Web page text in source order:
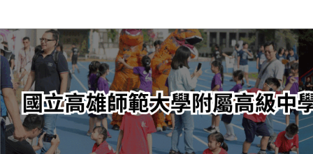
轉
至
主
內
容